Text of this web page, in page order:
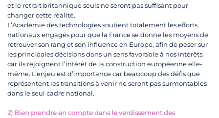
et le retrait britannique seuls ne seront pas suffisant pour
changer cette réalité.
L’Académie des technologies soutient totalement les efforts
nationaux engagés pour que la France se donne les moyens de
retrouver son rang et son influence en Europe, afin de peser sur
les principales décisions dans un sens favorable à nos intérêts,
car ils rejoignent l’intérêt de la construction européenne elle-
même. L’enjeu est d’importance car beaucoup des défis que
représentent les transitions à venir ne seront pas surmontables
dans le seul cadre national.
2) Bien prendre en compte dans le verdissement des